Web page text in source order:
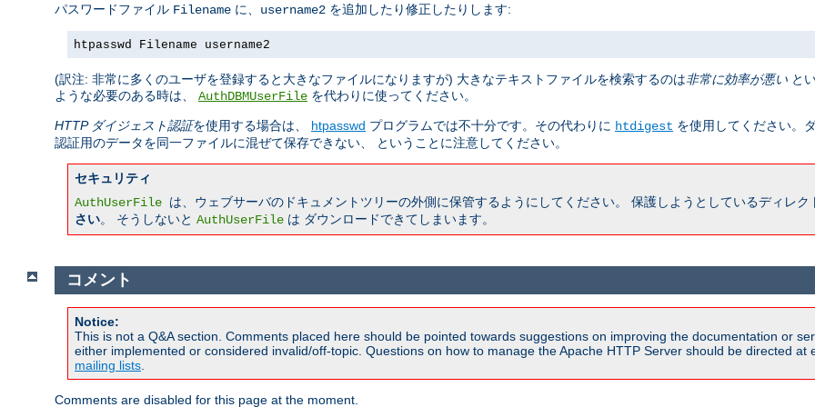
パスワードファイル Filename に、 username2 を追加したり修正したりします:
htpasswd Filename username2
(訳注: 非常に多くのユーザを登録すると大きなファイルになりますが) 大きなテキストファイルを検索するのは非常に効率が悪い と
ような必要のある時は、 AuthDBMUserFile を代わりに使ってください。
HTTP ダイジェスト認証を使用する場合は、 htpasswd プログラムでは不十分です。その代わりに htdigest を使用してください。
認証用のデータを同一ファイルに混ぜて保存できない、 ということに注意してください。
セキュリティ
AuthUserFile は、ウェブサーバのドキュメントツリーの外側に保管するようにしてください。 保護しようとしているディレク
さい。 そうしないと AuthUserFile は ダウンロードできてしまいます。
コメント
Notice:
This is not a Q&A section. Comments placed here should be pointed towards suggestions on improving the documentation or
either implemented or considered invalid/off-topic. Questions on how to manage the Apache HTTP Server should be directed
mailing lists
Comments are disabled for this page at the moment.